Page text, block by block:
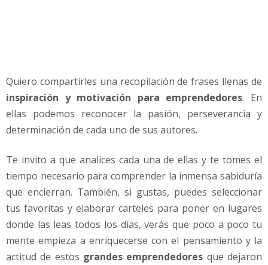
s
Quiero compartirles una recopilación de frases llenas de
inspiración y motivación para emprendedores. En
ellas podemos reconocer la pasión, perseverancia y
determinación de cada uno de sus autores.
Te invito a que analices cada una de ellas y te tomes el
tiempo necesario para comprender la inmensa sabiduría
que encierran. También, si gustas, puedes seleccionar
tus favoritas y elaborar carteles para poner en lugares
donde las leas todos los días, verás que poco a poco tu
mente empieza a enriquecerse con el pensamiento y la
actitud de estos grandes emprendedores que dejaron